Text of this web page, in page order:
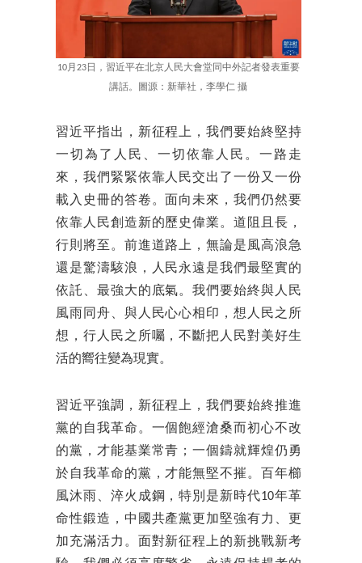
10月23日，習近平在北京人民大會堂同中外記者發表重要
講話。圖源：新華社，李學仁 攝
習近平指出，新征程上，我們要始終堅持
一切為了人民、一切依靠人民。一路走
來，我們緊緊依靠人民交出了一份又一份
載入史冊的答卷。面向未來，我們仍然要
依靠人民創造新的歷史偉業。道阻且長，
行則將至。前進道路上，無論是風高浪急
還是驚濤駭浪，人民永遠是我們最堅實的
依託、最強大的底氣。我們要始終與人民
風雨同舟、與人民心心相印，想人民之所
想，行人民之所囑，不斷把人民對美好生
活的嚮往變為現實。
習近平強調，新征程上，我們要始終推進
黨的自我革命。一個飽經滄桑而初心不改
的黨，才能基業常青；一個鑄就輝煌仍勇
於自我革命的黨，才能無堅不摧。百年櫛
風沐雨、淬火成鋼，特別是新時代10年革
命性鍛造，中國共產黨更加堅強有力、更
加充滿活力。面對新征程上的新挑戰新考